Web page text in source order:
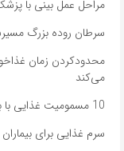
مراحل عمل بینی با پزشک 24 چگونه
سرطان روده بزرگ
می‌کند
10 مسمومیت غذایی با بیشترین آمار تلفات در ایران از سال 1404 تاکنون
سرم غذایی برای